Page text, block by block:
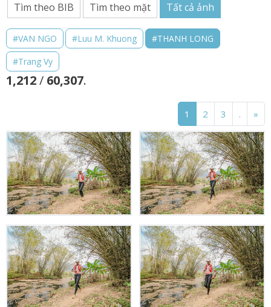
Tìm theo BIB Tìm theo mặt Tất cả ảnh
#VAN NGO #Luu M. Khuong
#THANH LONG
#Trang Vy
1,212/ 60,307.
1 2 3 . »